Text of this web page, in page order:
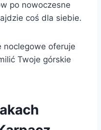
po nowoczesne
coś dla siebie.
noclegowe oferuje
Twoje górskie